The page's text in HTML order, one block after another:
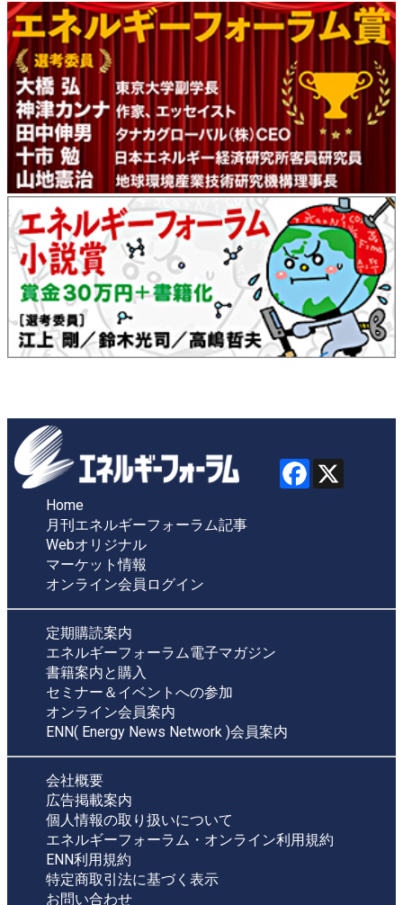
Home
月刊エネルギーフォーラム記事
Webオリジナル
マーケット情報
オンライン会員ログイン
定期購読案内
エネルギーフォーラム電子マガジン
書籍案内と購入
セミナー＆イベントへの参加
オンライン会員案内
ENN( Energy News Network )会員案内
会社概要
広告掲載案内
個人情報の取り扱いについて
エネルギーフォーラム・オンライン利用規約
ENN利用規約
特定商取引法に基づく表示
お問い合わせ